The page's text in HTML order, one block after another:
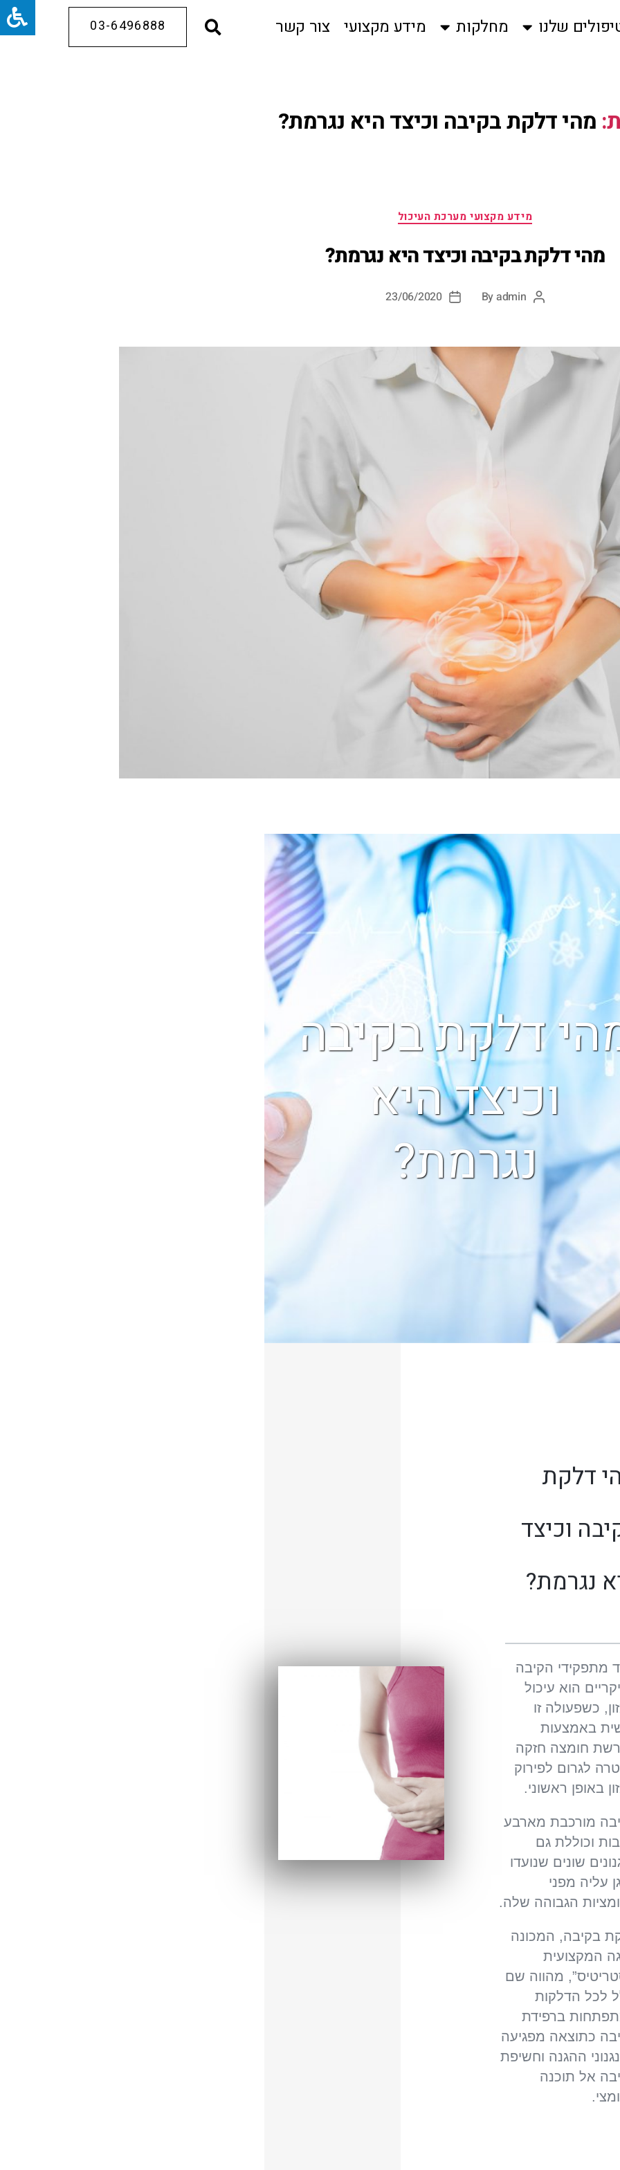
שלנו מחלקות מידע מקצועי צור קשר 03-6496888
מהי דלקת בקיבה וכיצד היא נגרמת?
מידע מקצועי מערכת העיכול
מהי דלקת בקיבה וכיצד היא נגרמת?
Byadmin
23/06/2020
דלקת בקיבה
וכיצד היא
נגרמת?
דלקת
וכיצד
נגרמת?
מתפקידי הקיבה
הוא עיכול
כשפעולה זו
באמצעות
חומצה חזקה
לגרום לפירוק
באופן ראשוני.
מורכבת מארבע
וכוללת גם
שונים שנועדו
עליה מפני
הגבוהה שלה.
בקיבה, המכונה
המקצועית
מהווה שם
לכל הדלקות
ברפידת
כתוצאה מפגיעה
ההגנה וחשיפת
אל תוכנה